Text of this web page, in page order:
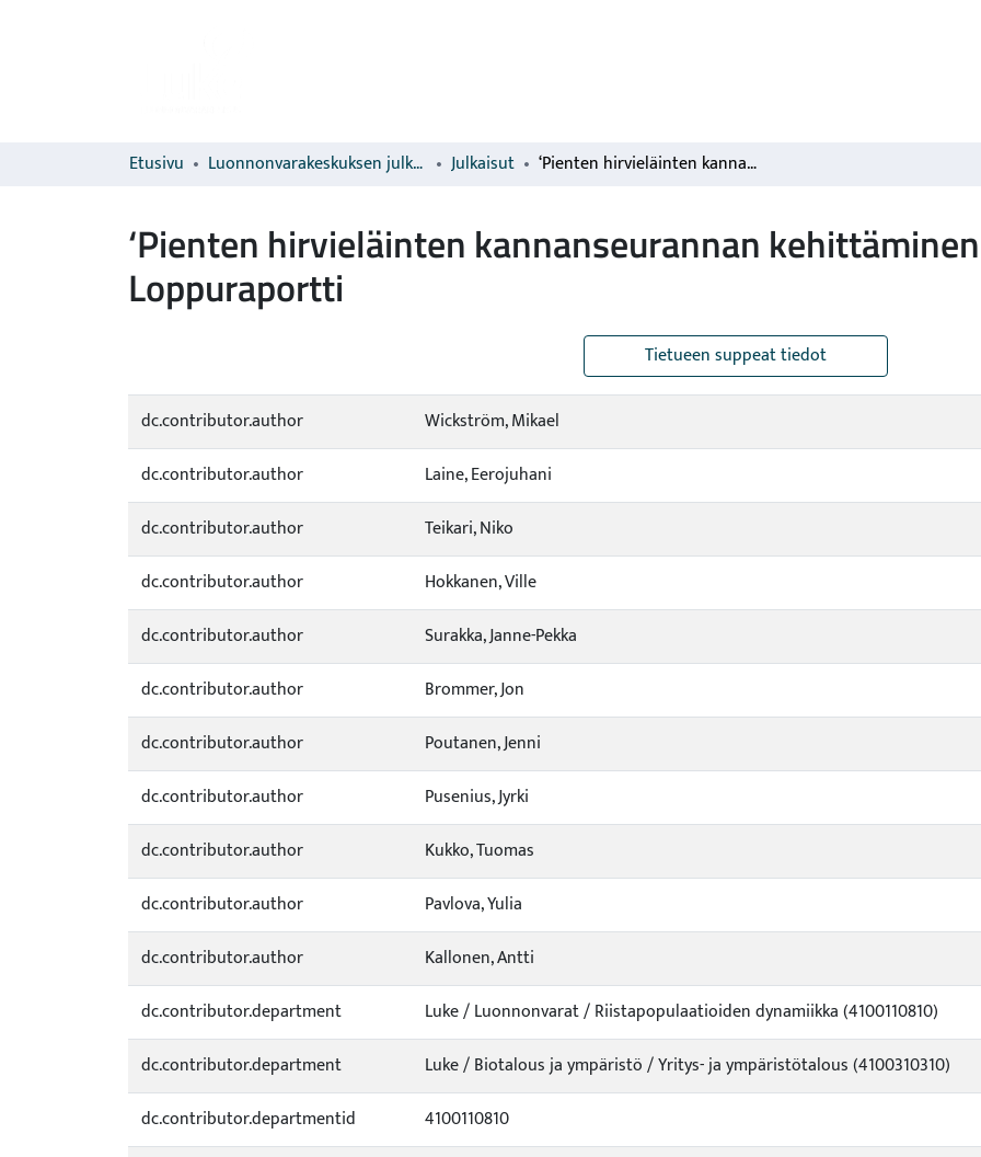
Etusivu Luonnonvarakeskuksen julkaisut Julkaisut ‘Pienten hirvieläinten kannanseurannan kehittäminen 2017-2018’. Loppuraportti
‘Pienten hirvieläinten kannanseurannan
Loppuraportti
Tietueen suppeat tiedot
dc.contributor.author
Wickström, Mikael
dc.contributor.author
Laine, Eerojuhani
dc.contributor.author
Teikari, Niko
dc.contributor.author
Hokkanen, Ville
dc.contributor.author
Surakka, Janne-Pekka
dc.contributor.author
Brommer, Jon
dc.contributor.author
Poutanen, Jenni
dc.contributor.author
Pusenius, Jyrki
dc.contributor.author
Kukko, Tuomas
dc.contributor.author
Pavlova, Yulia
dc.contributor.author
Kallonen, Antti
dc.contributor.department
Luke / Luonnonvarat / Riistapopulaatioiden dynamiikka (4100110810)
dc.contributor.department
Luke / Biotalous ja ympäristö / Yritys- ja ympäristötalous (4100310310)
dc.contributor.departmentid
4100110810